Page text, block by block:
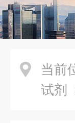
当前
试剂